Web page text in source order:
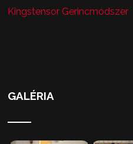
Kingstensor Gerincmódszer
GALÉRIA